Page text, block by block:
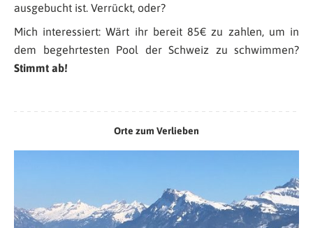
ausgebucht ist. Verrückt, oder?
Mich interessiert: Wärt ihr bereit 85€ zu zahlen, um in
dem begehrtesten Pool der Schweiz zu schwimmen?
Stimmt ab!
Orte zum Verlieben